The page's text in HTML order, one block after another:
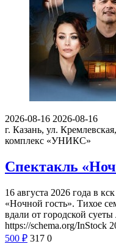
2026-08-16 2026-08-16
г. Казань, ул.
комплекс «УНИКС»
Спектакль
16 августа 2026 года в
«Ночной гость». Тихое
вдали от городской
https://schema.org/InStock
500 ₽ 317 0